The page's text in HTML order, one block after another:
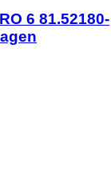
6 81.52180-